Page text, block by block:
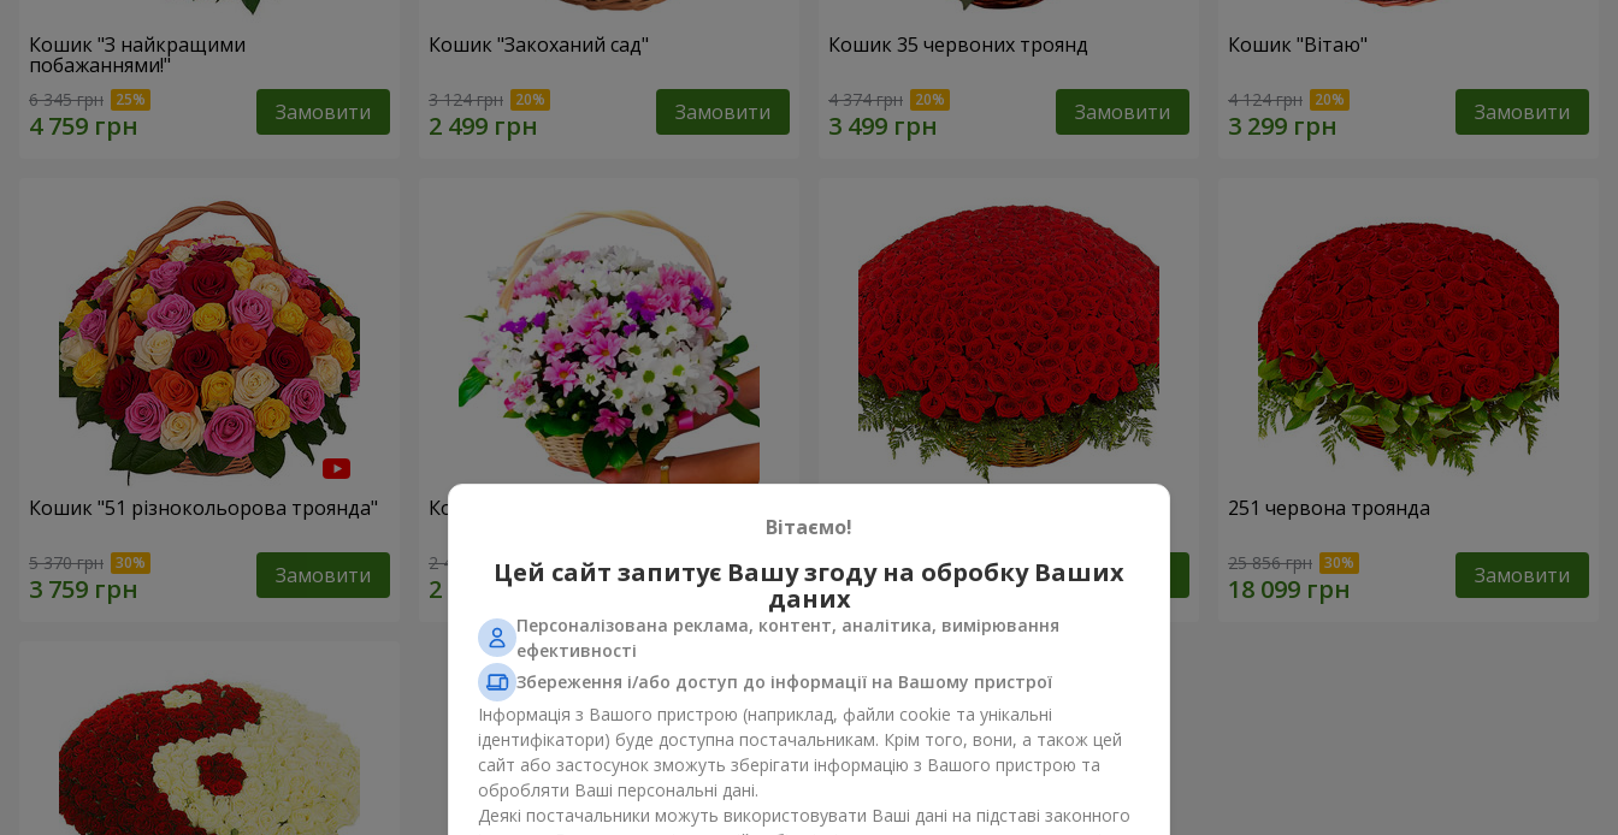
Кошик "З найкращими
побажаннями!"
6 345 грн Замовити
Кошик "Закоханий сад"
3 124 грн Замовити
Кошик 35 червоних троянд
4 374 грн Замовити
Кошик "Вітаю"
4 124 грн Замовити
Кошик "51 різнокольорова троянда"
5 370 грн Замовити
Кошик хризантем "Яскрава галявина"
2 469 грн Замовити 58 907 грн Замовити
251 червона троянда
25 856 грн Замовити
Вітаємо!
Цей сайт запитує Вашу згоду на обробку Ваших
даних
Персоналізована реклама, контент, аналітика, вимірювання
ефективності
Збереження і/або доступ до інформації на Вашому пристрої
Інформація з Вашого пристрою (наприклад, файли cookie та унікальні
ідентифікатори) буде доступна постачальникам. Крім того, вони, а також цей
сайт або застосунок зможуть зберігати інформацію з Вашого пристрою та
обробляти Ваші персональні дані.
Деякі постачальники можуть використовувати Ваші дані на підставі законного